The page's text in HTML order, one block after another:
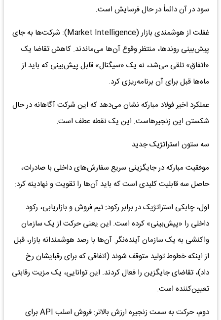
سود در آن دائماً در حال فرسایش است.
غفلت از هوشمندی بازار (Market Intelligence): شرکت‌ها به جای
پیش‌بینی روندها، منتظر وقوع آن‌ها می‌ماندند. کاهش تقاضا یک
«اتفاق» تلقی می‌شد، نه یک «سیگنال» قابل پیش‌بینی که باید از
ماه‌ها قبل برای آن برنامه‌ریزی کرد.
عملکرد اخیر فولاد مبارکه نشان می‌دهد که این شرکت آگاهانه در حال
شکستن این زنجیرهاست. این یک نقطه عطف است.
سه ستون استراتژیک جدید
موفقیت مبارکه در جایگزینی سریع سفارش‌های داخلی با صادرات،
حاصل سه قابلیت کلیدی است که باید آن‌ها را تقویت و نهادینه کرد:
اول، چابکی استراتژیک در برابر رکود: تیم فروش و بازاریابی، رکود
داخلی را «پیش‌بینی» کرده است. این یعنی حرکت از یک سازمان
واکنشی به یک سازمان آینده‌نگر. آن‌ها با رصد هوشمندانه بازار، قبل
از اینکه خطوط تولید متوقف شوند (اتفاقی که برای رقبایشان رخ
داد)، تقاضای جایگزین را فعال کردند. این توانایی، یک مزیت رقابتی
تعیین‌کننده است.
دوم، حرکت به سمت زنجیره ارزش بالاتر: فروش اسلب API برای